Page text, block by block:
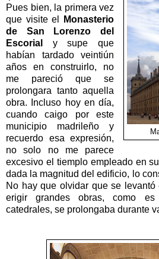
Pues bien, la primera vez
que visite el
Monasterio
de San Lorenzo del
Escorial
y supe que
habían tardado veintiún
años en construirlo, no
me pareció que se
prolongara tanto aquella
obra. Incluso hoy en día,
cuando caigo por este
municipio madrileño y
recuerdo esa expresión,
no solo no me parece
excesivo el tiemplo empleado en
dada la magnitud del edificio, lo
No hay que olvidar que se
erigir grandes obras, como
catedrales, se prolongaba durante